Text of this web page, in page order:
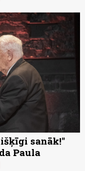
sanāk!"
Paula